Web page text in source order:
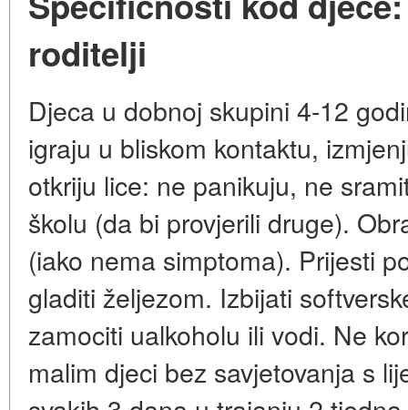
roditelji
Djeca u dobnoj skupini 4-12
igraju u bliskom kontaktu,
otkriju lice: ne panikuju, ne
školu (da bi provjerili druge).
(iako nema simptoma). Prijesti
gladiti željezom. Izbijati
zamociti ualkoholu ili vodi. Ne
malim djeci bez savjetovanja s